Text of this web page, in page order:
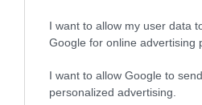
I want to allow my user data
Google for online advertising
I want to allow Google to
personalized advertising.